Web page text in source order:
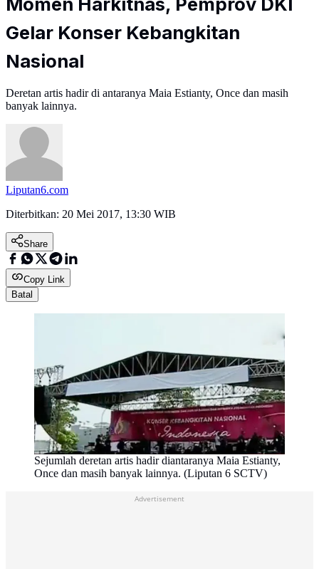
Gelar Konser Kebangkitan
Nasional
Deretan artis hadir di antaranya Maia Estianty, Once dan masih
banyak lainnya.
Liputan6.com
Diterbitkan: 20 Mei 2017, 13:30 WIB
Share
Copy Link
Batal
Sejumlah deretan artis hadir diantaranya Maia Estianty,
Once dan masih banyak lainnya. (Liputan 6 SCTV)
Advertisement